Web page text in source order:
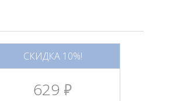
СКИДКА 10%!
629 руб.